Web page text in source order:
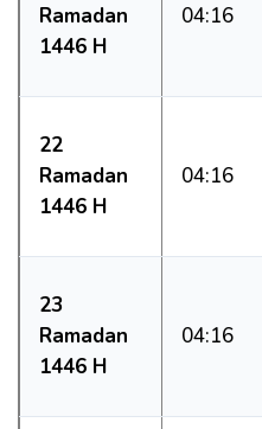
Ramadan
1446 H
04:16
22
Ramadan
1446 H
04:16
23
Ramadan
1446 H
04:16